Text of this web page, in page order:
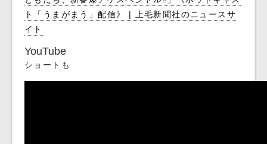
ト「うまがまう」配信》 | 上毛新聞社のニュースサ
イト
YouTube
ショートも